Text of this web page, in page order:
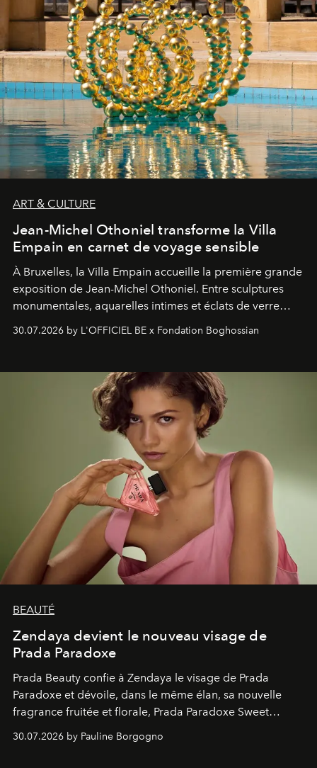
ART & CULTURE
Jean-Michel Othoniel transforme la Villa
Empain en carnet de voyage sensible
À Bruxelles, la Villa Empain accueille la première grande
exposition de Jean-Michel Othoniel. Entre sculptures
monumentales, aquarelles intimes et éclats de verre
soufflé, l’artiste français compose un itinéraire
émotionnel où chaque œuvre devient le souvenir
émerveillement.
30.07.2026 by L'OFFICIEL BE x Fondation Boghossian
BEAUTÉ
Zendaya devient le nouveau visage de
Prada Paradoxe
Prada Beauty confie à Zendaya le visage de Prada
Paradoxe et dévoile, dans le même élan, sa nouvelle
fragrance fruitée et florale, Prada Paradoxe Sweet
Chemistry Eau de Parfum.
30.07.2026 by Pauline Borgogno